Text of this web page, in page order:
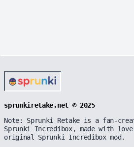
sprunkiretake.net © 2025
Note: Sprunki Retake is a fan-
Sprunki Incredibox, made with
original Sprunki Incredibox mod.